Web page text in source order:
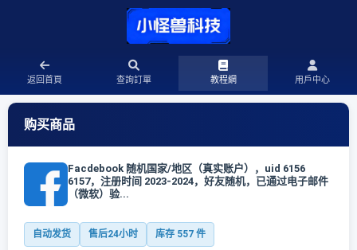
返回首頁 查詢訂單 教程網 用戶中心
购买商品
Facdebook 随机国家/地区（真实账户），uid 6156
6157，注册时间 2023-2024，好友随机，已通过电子邮件
（微软）验...
自动发货 售后24小时 库存 557 件